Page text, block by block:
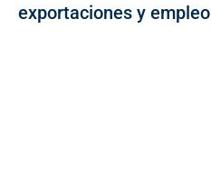
exportaciones y empleo